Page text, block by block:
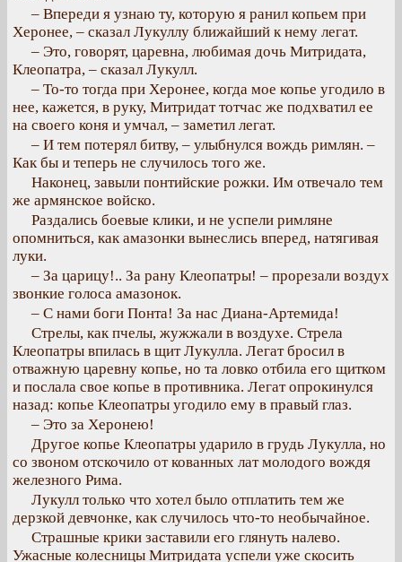
– Впереди я узнаю ту, которую я ранил копьем при
Херонее, – сказал Лукуллу ближайший к нему легат.
– Это, говорят, царевна, любимая дочь Митридата,
Клеопатра, – сказал Лукулл.
– То-то тогда при Херонее, когда мое копье угодило в
нее, кажется, в руку, Митридат тотчас же подхватил ее
на своего коня и умчал, – заметил легат.
– И тем потерял битву, – улыбнулся вождь римлян. –
Как бы и теперь не случилось того же.
Наконец, завыли понтийские рожки. Им отвечало тем
же армянское войско.
Раздались боевые клики, и не успели римляне
опомниться, как амазонки вынеслись вперед, натягивая
луки.
– За царицу!.. За рану Клеопатры! – прорезали воздух
звонкие голоса амазонок.
– С нами боги Понта! За нас Диана-Артемида!
Стрелы, как пчелы, жужжали в воздухе. Стрела
Клеопатры впилась в щит Лукулла. Легат бросил в
отважную царевну копье, но та ловко отбила его щитком
и послала свое копье в противника. Легат опрокинулся
назад: копье Клеопатры угодило ему в правый глаз.
– Это за Херонею!
Другое копье Клеопатры ударило в грудь Лукулла, но
со звоном отскочило от кованных лат молодого вождя
железного Рима.
Лукулл только что хотел было отплатить тем же
дерзкой девчонке, как случилось что-то необычайное.
Страшные крики заставили его глянуть налево.
Ужасные колесницы Митридата успели уже скосить